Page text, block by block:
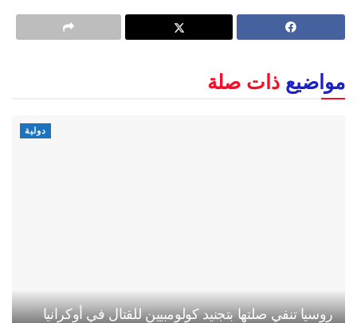
مواضيع ذات صلة
دولية
روسيا تنفي صلتها بتجنيد كولومبيين للقتال في أوكرانيا